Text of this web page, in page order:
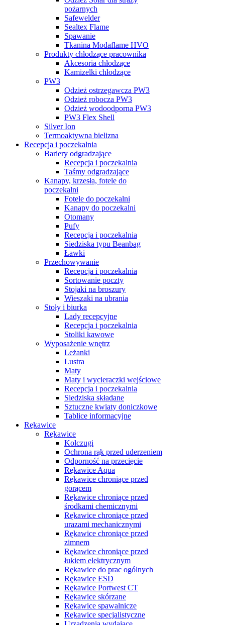
pożarnych
Safewelder
Sealtex Flame
Spawanie
Tkanina Modaflame HVO
Produkty chłodzące pracownika
Akcesoria chłodzące
Kamizelki chłodzące
PW3
Odzież ostrzegawcza PW3
Odzież robocza PW3
Odzież wodoodporna PW3
PW3 Flex Shell
Silver Ion
Termoaktywna bielizna
Recepcja i poczekalnia
Bariery odgradzające
Recepcja i poczekalnia
Taśmy odgradzające
Kanapy, krzesła, fotele do
poczekalni
Fotele do poczekalni
Kanapy do poczekalni
Otomany
Pufy
Recepcja i poczekalnia
Siedziska typu Beanbag
Ławki
Przechowywanie
Recepcja i poczekalnia
Sortowanie poczty
Stojaki na broszury
Wieszaki na ubrania
Stoły i biurka
Lady recepcyjne
Recepcja i poczekalnia
Stoliki kawowe
Wyposażenie wnętrz
Leżanki
Lustra
Maty
Maty i wycieraczki wejściowe
Recepcja i poczekalnia
Siedziska składane
Sztuczne kwiaty doniczkowe
Tablice informacyjne
Rękawice
Rękawice
Kolczugi
Ochrona rąk przed uderzeniem
Odporność na przecięcie
Rękawice Aqua
Rękawice chroniące przed
gorącem
Rękawice chroniące przed
środkami chemicznymi
Rękawice chroniące przed
urazami mechanicznymi
Rękawice chroniące przed
zimnem
Rękawice chroniące przed
łukiem elektrycznym
Rękawice do prac ogólnych
Rękawice ESD
Rękawice Portwest CT
Rękawice skórzane
Rękawice spawalnicze
Rękawice specjalistyczne